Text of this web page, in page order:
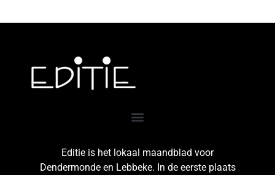
Editie is het lokaal maandblad voor
Dendermonde en Lebbeke. In de eerste plaats